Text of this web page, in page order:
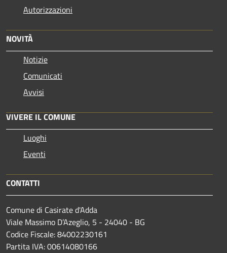
Autorizzazioni
NOVITÀ
Notizie
Comunicati
Avvisi
VIVERE IL COMUNE
Luoghi
Eventi
CONTATTI
Comune di Casirate d'Adda
Viale Massimo D’Azeglio, 5 - 24040 - BG
Codice Fiscale: 84002230161
Partita IVA: 00614080166